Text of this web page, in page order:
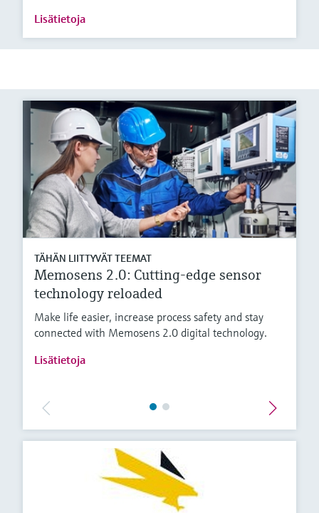
Lisätietoja
TÄHÄN LIITTYVÄT TEEMAT
Memosens 2.0: Cutting-edge sensor
technology reloaded
Make life easier, increase process safety and stay
connected with Memosens 2.0 digital technology.
Lisätietoja